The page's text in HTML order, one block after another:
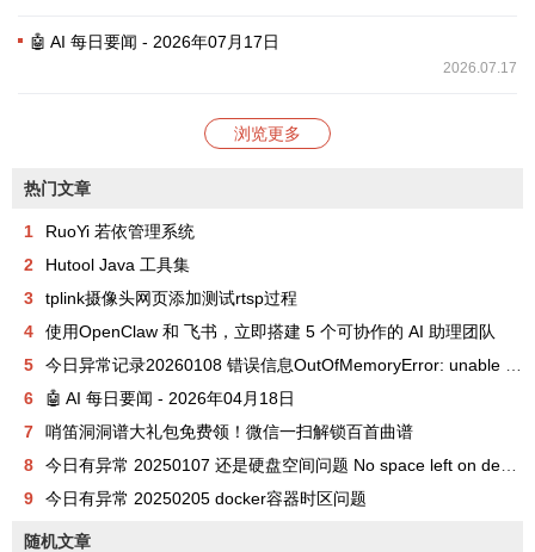
🤖 AI 每日要闻 - 2026年07月17日
2026.07.17
浏览更多
热门文章
1
RuoYi 若依管理系统
2
Hutool Java 工具集
3
tplink摄像头网页添加测试rtsp过程
4
使用OpenClaw 和 飞书，立即搭建 5 个可协作的 AI 助理团队
5
今日异常记录20260108 错误信息OutOfMemoryError: unable to create new native thread
6
🤖 AI 每日要闻 - 2026年04月18日
7
哨笛洞洞谱大礼包免费领！微信一扫解锁百首曲谱
8
今日有异常 20250107 还是硬盘空间问题 No space left on device
9
今日有异常 20250205 docker容器时区问题
随机文章